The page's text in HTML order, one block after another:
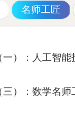
名师工匠
）：数学名师